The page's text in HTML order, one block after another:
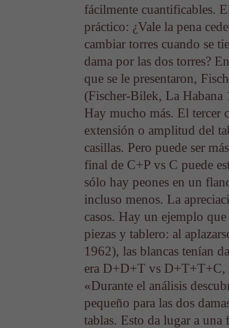
fácilmente cuantificables.
práctico: ¿Vale la pena
cambiar torres cuando se
dama por las dos torres?
que se le presentaron,
(Fischer-Bilek, La Habana
Hay mucho más. El tercer
extensión o amplitud del
casillas. Pero puede ser
final de C+P vs C puede
sólo hay peones en un
incluso menos. La
casos. Hay un ejemplo
piezas y tablero: al
1962), las blancas tenían
era D+D+T vs D+T+T+C,
«Durante el análisis
pequeño para las dos
tablas. Esto da lugar a